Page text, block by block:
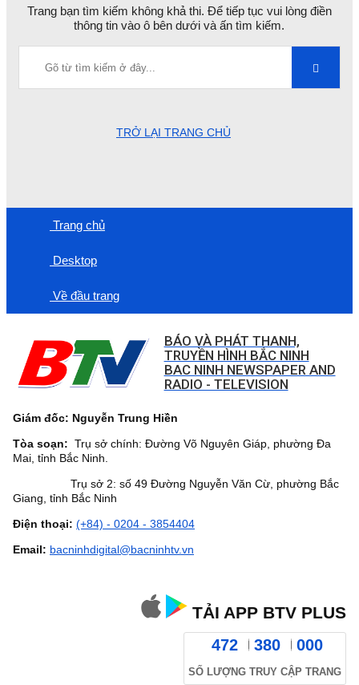
Trang bạn tìm kiếm không khả thi. Để tiếp tục vui lòng điền
thông tin vào ô bên dưới và ấn tìm kiếm.
TRỞ LẠI TRANG CHỦ
Trang chủ
Desktop
Về đầu trang
BÁO VÀ PHÁT THANH,
TRUYỀN HÌNH BẮC NINH
BAC NINH NEWSPAPER AND
RADIO - TELEVISION
Giám đốc: Nguyễn Trung Hiền
Tòa soạn: Trụ sở chính: Đường Võ Nguyên Giáp, phường Đa
Mai, tỉnh Bắc Ninh.
Trụ sở 2: số 49 Đường Nguyễn Văn Cừ, phường Bắc
Giang, tỉnh Bắc Ninh
Điện thoại: (+84) - 0204 - 3854404
Email: bacninhdigital@bacninhtv.vn
TẢI APP BTV PLUS
472 380 000
SỐ LƯỢNG TRUY CẬP TRANG